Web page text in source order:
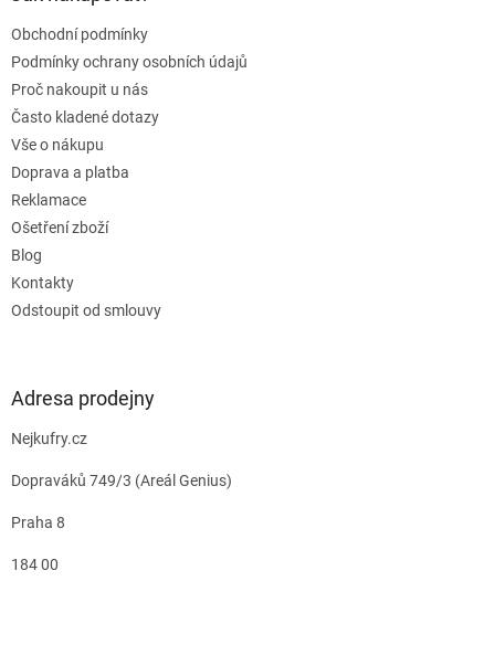
Obchodní podmínky
Podmínky ochrany osobních údajů
Proč nakoupit u nás
Často kladené dotazy
Vše o nákupu
Doprava a platba
Reklamace
Ošetření zboží
Blog
Kontakty
Odstoupit od smlouvy
Adresa prodejny
Nejkufry.cz
Dopraváků 749/3 (Areál Genius)
Praha 8
184 00